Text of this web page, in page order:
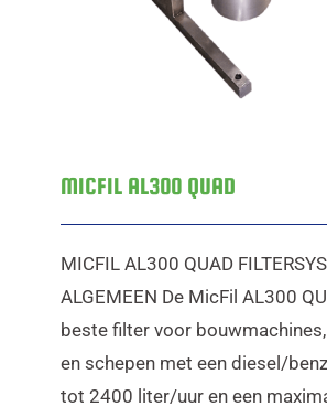
MICFIL AL300 QUAD
MICFIL AL300 QUAD
ALGEMEEN De MicFil AL300
beste filter voor
en schepen met een diesel/
tot 2400 liter/uur en een